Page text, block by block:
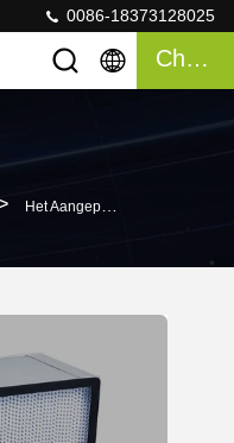
0086-18373128025
Chatten
Het Aangepaste Diepe Geplooide HEPA-Kader Van Het Filteraluminium Voor Voedselindustrie